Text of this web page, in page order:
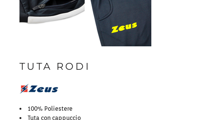
TUTA RODI
100% Poliestere
Tuta con cappuccio